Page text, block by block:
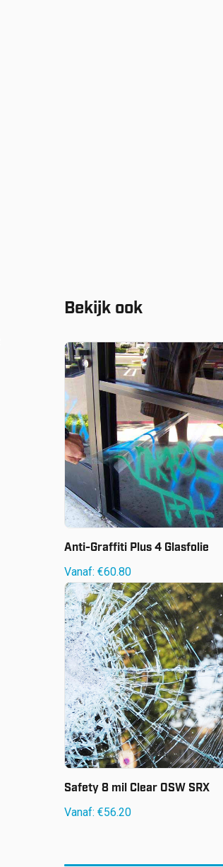
Bekijk ook
Vanaf: 60.80
Anti-Graffiti Plus 4 Glasfolie
Vanaf: €60.80
Vanaf:€56.20
Safety 8 mil Clear OSW SRX
Vanaf: €56.20